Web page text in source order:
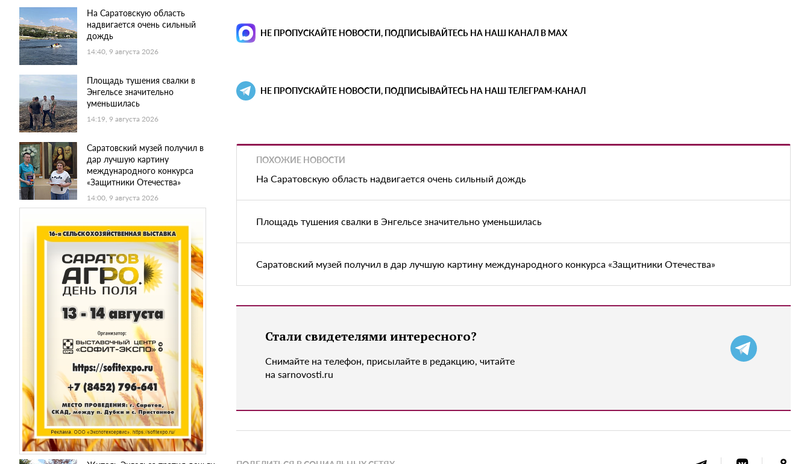
На Саратовскую область
надвигается очень сильный
дождь
14:40, 9 августа 2026
Площадь тушения свалки в
Энгельсе значительно
уменьшилась
14:19, 9 августа 2026
Саратовский музей получил в
дар лучшую картину
международного конкурса
«Защитники Отечества»
14:00, 9 августа 2026
НЕ ПРОПУСКАЙТЕ НОВОСТИ, ПОДПИСЫВАЙТЕСЬ НА НАШ КАНАЛ В MAX
НЕ ПРОПУСКАЙТЕ НОВОСТИ, ПОДПИСЫВАЙТЕСЬ НА НАШ ТЕЛЕГРАМ-КАНАЛ
ПОХОЖИЕ НОВОСТИ
На Саратовскую область надвигается очень сильный дождь
Площадь тушения свалки в Энгельсе значительно уменьшилась
Саратовский музей получил в дар лучшую картину международного конкурса «Защитники Отечества»
Стали свидетелями интересного?
Снимайте на телефон, присылайте в редакцию, читайте
на sarnovosti.ru